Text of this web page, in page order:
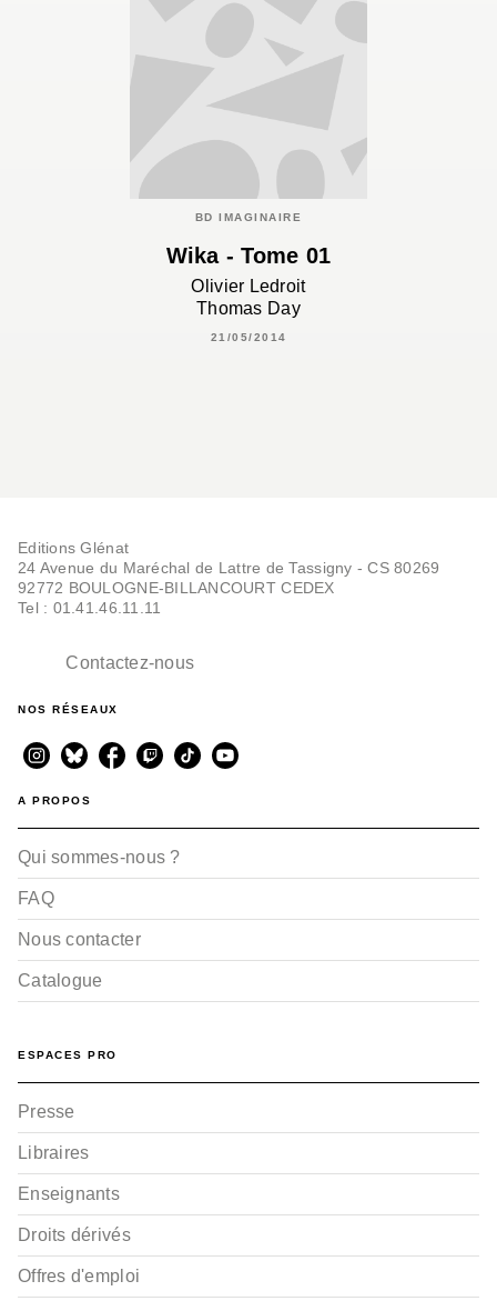
BD IMAGINAIRE
Wika - Tome 01
Olivier Ledroit
Thomas Day
21/05/2014
Editions Glénat
24 Avenue du Maréchal de Lattre de Tassigny - CS 80269
92772 BOULOGNE-BILLANCOURT CEDEX
Tel : 01.41.46.11.11
Contactez-nous
NOS RÉSEAUX
A PROPOS
Qui sommes-nous ?
FAQ
Nous contacter
Catalogue
ESPACES PRO
Presse
Libraires
Enseignants
Droits dérivés
Offres d'emploi